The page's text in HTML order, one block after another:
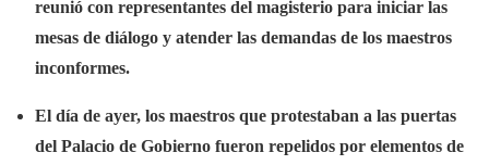
reunió con representantes del magisterio para iniciar las
mesas de diálogo y atender las demandas de los maestros
inconformes.
El día de ayer, los maestros que protestaban a las puertas
del Palacio de Gobierno fueron repelidos por elementos de